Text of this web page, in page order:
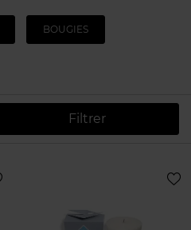
BOUGIES
Filtrer